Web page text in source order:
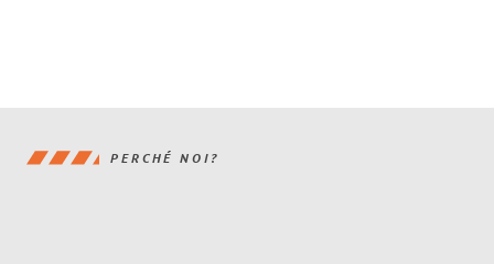
PERCHÉ NOI?